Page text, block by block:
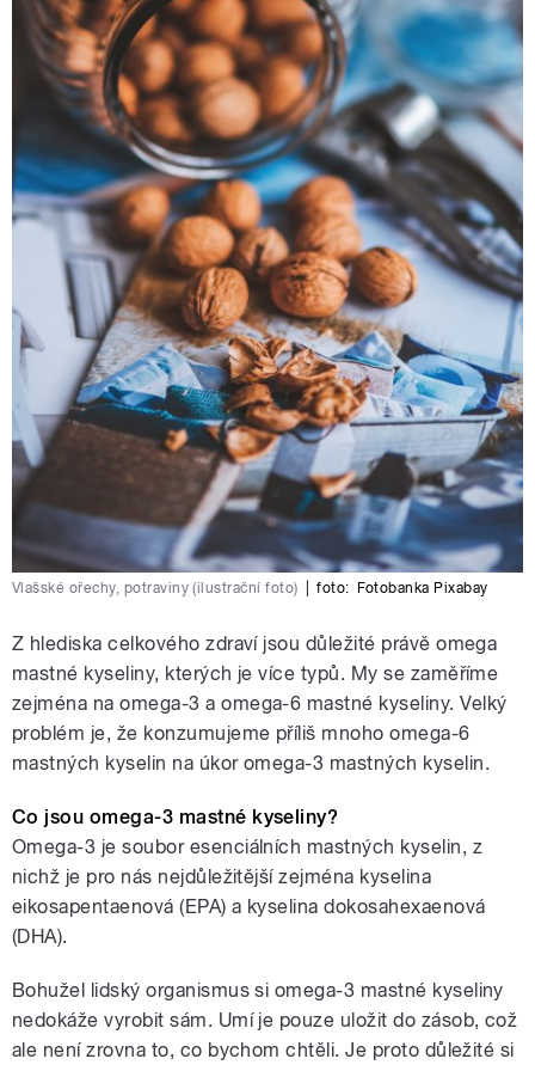
Vlašské ořechy, potraviny (ilustrační foto) foto: Fotobanka Pixabay
Z hlediska celkového zdraví jsou důležité právě omega
mastné kyseliny, kterých je více typů. My se zaměříme
zejména na omega-3 a omega-6 mastné kyseliny. Velký
problém je, že konzumujeme příliš mnoho omega-6
mastných kyselin na úkor omega-3 mastných kyselin.
Co jsou omega-3 mastné kyseliny?
Omega-3 je soubor esenciálních mastných kyselin, z
nichž je pro nás nejdůležitější zejména kyselina
eikosapentaenová (EPA) a kyselina dokosahexaenová
(DHA).
Bohužel lidský organismus si omega-3 mastné kyseliny
nedokáže vyrobit sám. Umí je pouze uložit do zásob, což
ale není zrovna to, co bychom chtěli. Je proto důležité si